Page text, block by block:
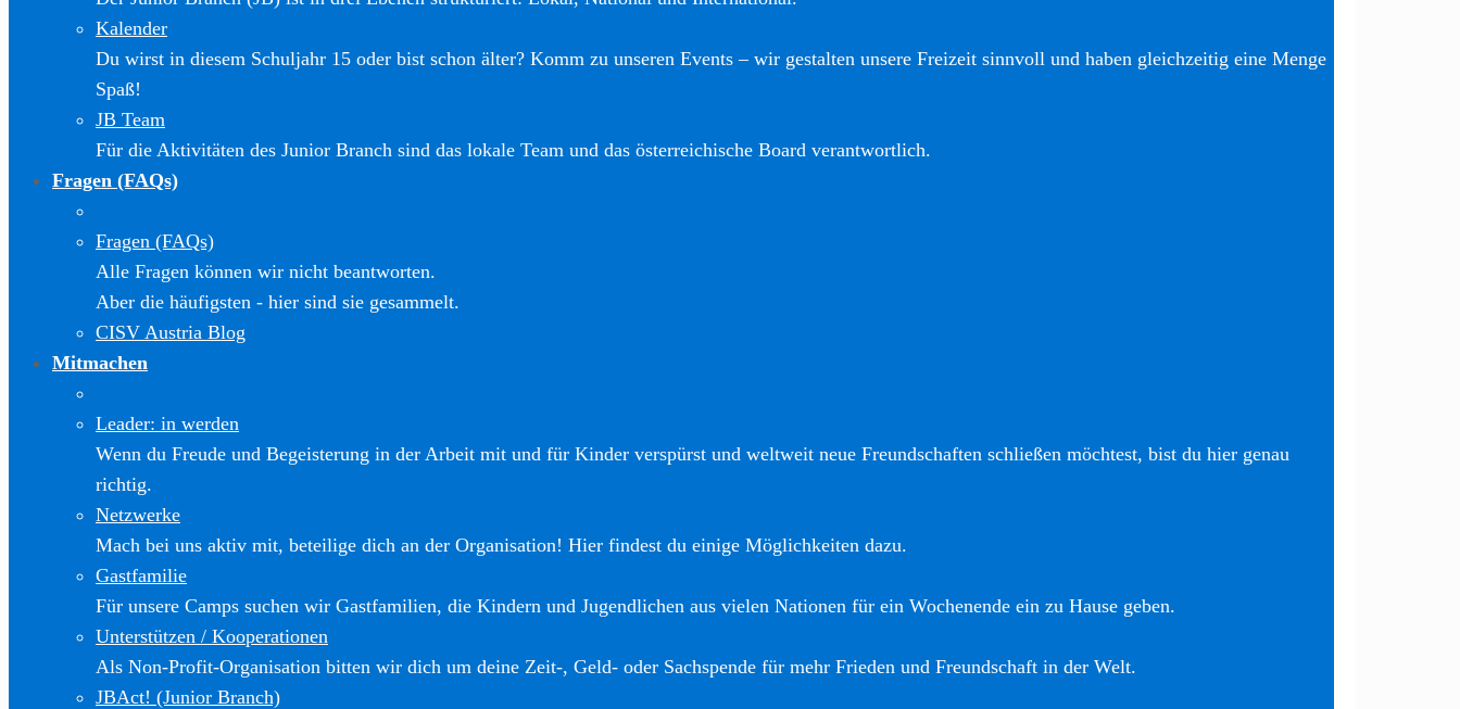
Kalender
Du wirst in diesem Schuljahr 15 oder bist schon älter? Komm zu unseren Events – wir gestalten unsere Freizeit sinnvoll und haben gleichzeitig eine Menge
Spaß!
JB Team
Für die Aktivitäten des Junior Branch sind das lokale Team und das österreichische Board verantwortlich.
Fragen (FAQs)
Fragen (FAQs)
Alle Fragen können wir nicht beantworten.
Aber die häufigsten - hier sind sie gesammelt.
CISV Austria Blog
Mitmachen
Leader: in werden
Wenn du Freude und Begeisterung in der Arbeit mit und für Kinder verspürst und weltweit neue Freundschaften schließen möchtest, bist du hier genau
richtig.
Netzwerke
Mach bei uns aktiv mit, beteilige dich an der Organisation! Hier findest du einige Möglichkeiten dazu.
Gastfamilie
Für unsere Camps suchen wir Gastfamilien, die Kindern und Jugendlichen aus vielen Nationen für ein Wochenende ein zu Hause geben.
Unterstützen / Kooperationen
Als Non-Profit-Organisation bitten wir dich um deine Zeit-, Geld- oder Sachspende für mehr Frieden und Freundschaft in der Welt.
JBAct! (Junior Branch)